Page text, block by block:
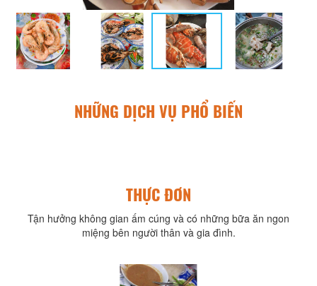
NHỮNG DỊCH VỤ PHỔ BIẾN
THỰC ĐƠN
Tận hưởng không gian ấm cúng và có những bữa ăn ngon
miệng bên người thân và gia đình.